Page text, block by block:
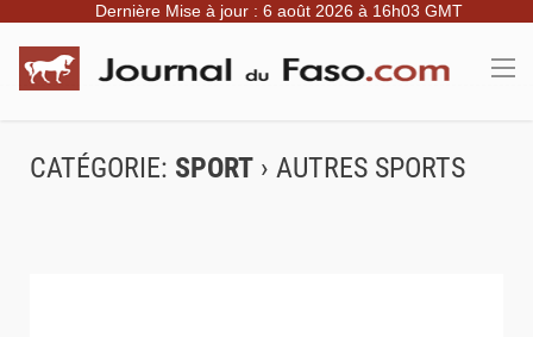
Dernière Mise à jour : 6 août 2026 à 16h03 GMT
CATÉGORIE: SPORT › AUTRES SPORTS